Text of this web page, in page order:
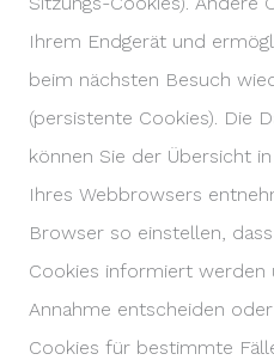
Ihrem Endgerät und
beim nächsten Besuch
(persistente Cookies). Die
können Sie der Übersicht
Ihres Webbrowsers
Browser so einstellen,
Cookies informiert werden
Annahme entscheiden
Cookies für bestimmte